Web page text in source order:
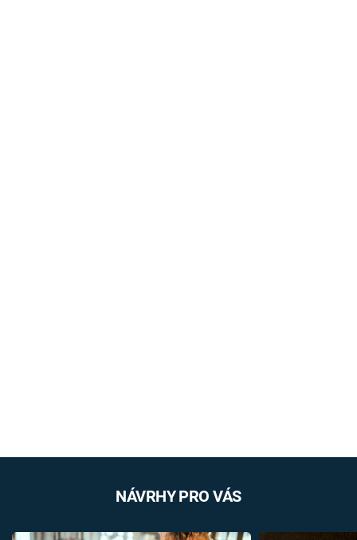
NÁVRHY PRO VÁS